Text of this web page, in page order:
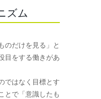
ズム
のだけを見る」と
目をする働きがあ
ではなく目標とす
とで「意識したも